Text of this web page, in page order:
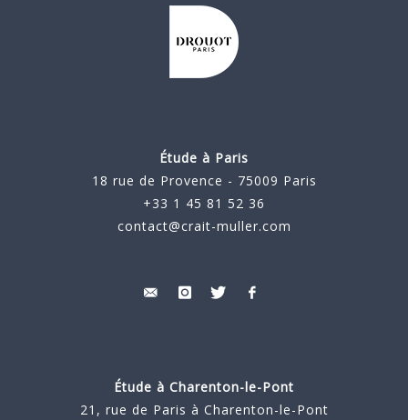
Étude à Paris
18 rue de Provence - 75009 Paris
+33 1 45 81 52 36
contact@crait-muller.com
Étude à Charenton-le-Pont
21, rue de Paris à Charenton-le-Pont